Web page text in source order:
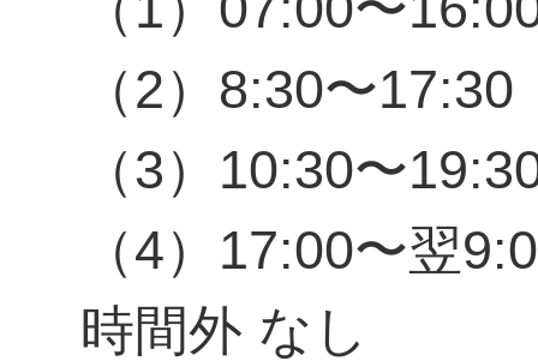
（2）8:30〜17:30
（3）10:30〜
（4）17:00〜翌
時間外 なし